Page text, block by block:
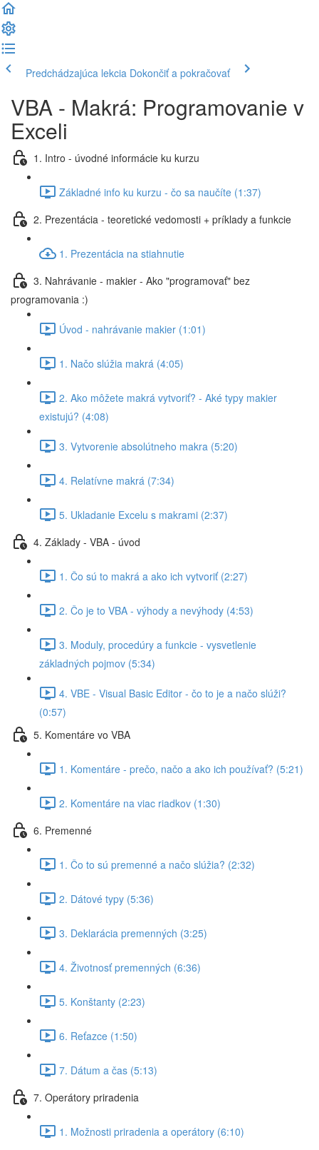
Predchádzajúca lekcia Dokončiť a pokračovať
VBA - Makrá: Programovanie v
Exceli
1. Intro - úvodné informácie ku kurzu
Základné info ku kurzu - čo sa naučíte (1:37)
2. Prezentácia - teoretické vedomosti + príklady a funkcie
1. Prezentácia na stiahnutie
3. Nahrávanie - makier - Ako "programovať" bez
programovania :)
Úvod - nahrávanie makier (1:01)
1. Načo slúžia makrá (4:05)
2. Ako môžete makrá vytvoriť? - Aké typy makier
existujú? (4:08)
3. Vytvorenie absolútneho makra (5:20)
4. Relatívne makrá (7:34)
5. Ukladanie Excelu s makrami (2:37)
4. Základy - VBA - úvod
1. Čo sú to makrá a ako ich vytvoriť (2:27)
2. Čo je to VBA - výhody a nevýhody (4:53)
3. Moduly, procedúry a funkcie - vysvetlenie
základných pojmov (5:34)
4. VBE - Visual Basic Editor - čo to je a načo slúži?
(0:57)
5. Komentáre vo VBA
1. Komentáre - prečo, načo a ako ich používať? (5:21)
2. Komentáre na viac riadkov (1:30)
6. Premenné
1. Čo to sú premenné a načo slúžia? (2:32)
2. Dátové typy (5:36)
3. Deklarácia premenných (3:25)
4. Životnosť premenných (6:36)
5. Konštanty (2:23)
6. Reťazce (1:50)
7. Dátum a čas (5:13)
7. Operátory priradenia
1. Možnosti priradenia a operátory (6:10)